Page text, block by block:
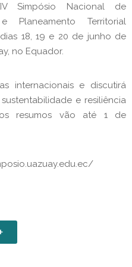
Simpósio Nacional de
Planeamento Territorial
18, 19 e 20 de junho de
no Equador.
internacionais e discutirá
e resiliência
resumos vão até 1 de